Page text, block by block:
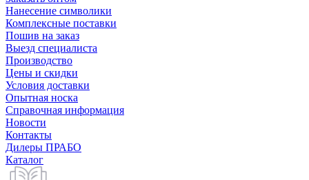
Нанесение символики
Комплексные поставки
Пошив на заказ
Выезд специалиста
Производство
Цены и скидки
Условия доставки
Опытная носка
Справочная информация
Новости
Контакты
Дилеры ПРАБО
Каталог